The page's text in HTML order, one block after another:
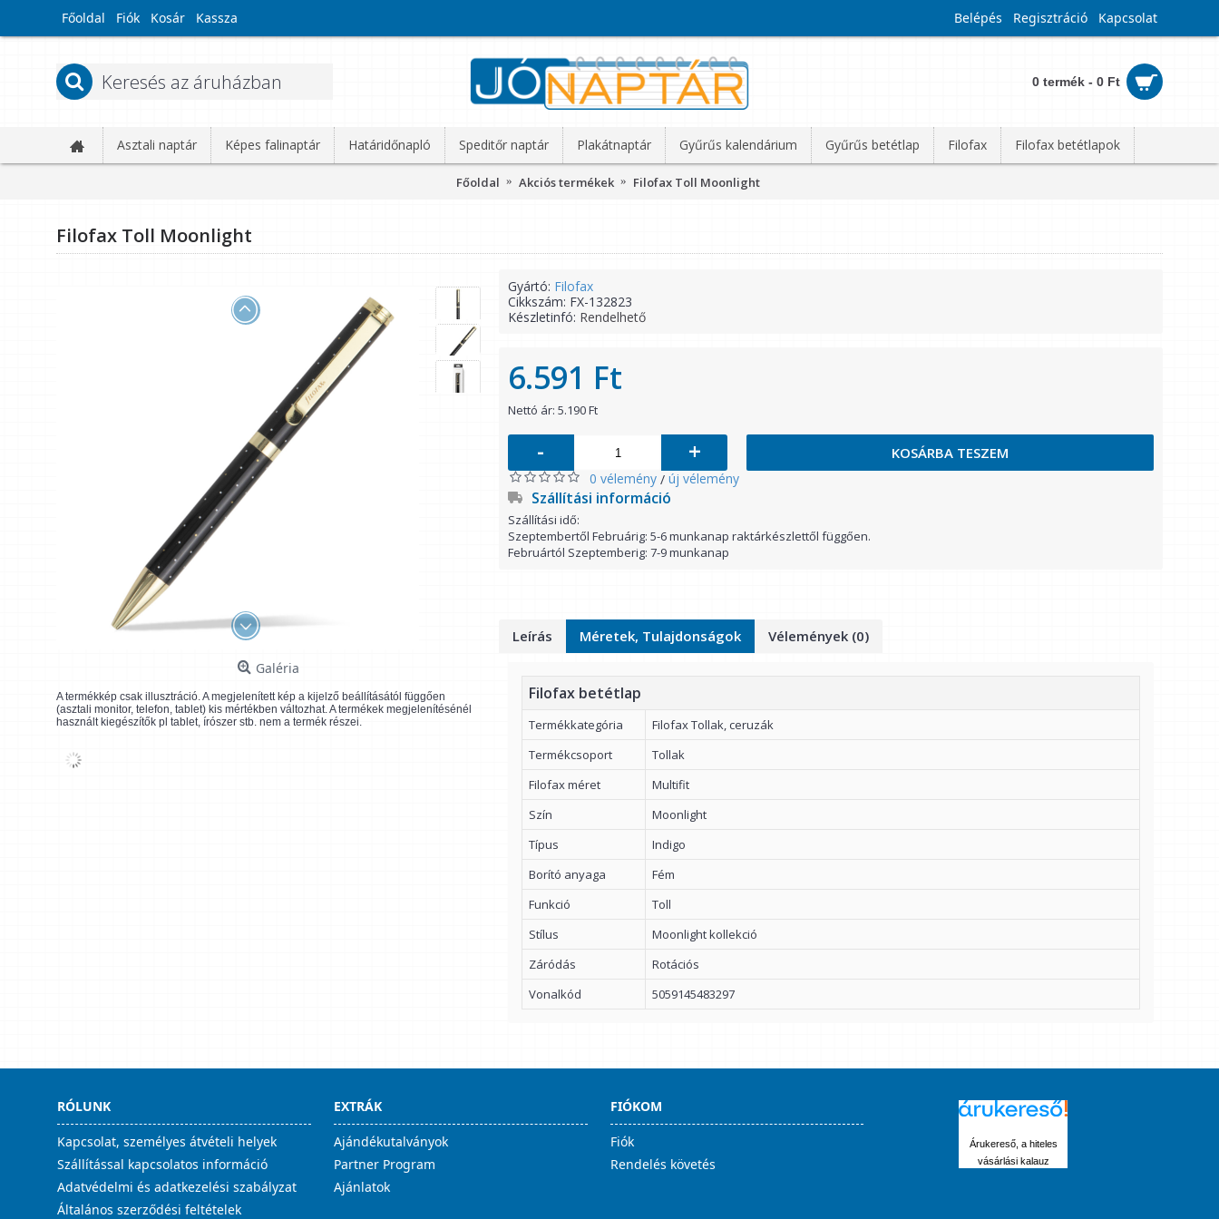
Főoldal Fiók Kosár Kassza Belépés Regisztráció Kapcsolat
0 termék - 0 Ft
Asztali naptár Képes falinaptár Határidőnapló Speditőr naptár Plakátnaptár Gyűrűs kalendárium Gyűrűs betétlap Filofax Filofax betétlapok
Főoldal Akciós termékek Filofax Toll Moonlight
Filofax Toll Moonlight
Galéria
A termékkép csak illusztráció. A megjelenített kép a kijelző beállításától függően
(asztali monitor, telefon, tablet) kis mértékben változhat. A termékek megjelenítésénél
használt kiegészítők pl tablet, írószer stb. nem a termék részei.
Gyártó: Filofax
Cikkszám: FX-132823
Készletinfó: Rendelhető
6.591 Ft
Nettó ár: 5.190 Ft
- + KOSÁRBA TESZEM
0 vélemény / új vélemény
Szállítási információ
Szállítási idő:
Szeptembertől Februárig: 5-6 munkanap raktárkészlettől függően.
Februártól Szeptemberig: 7-9 munkanap
Leírás Méretek, Tulajdonságok Vélemények (0)
Filofax betétlap
Termékkategória
Filofax Tollak, ceruzák
Termékcsoport
Tollak
Filofax méret
Multifit
Szín
Moonlight
Típus
Indigo
Borító anyaga
Fém
Funkció
Toll
Stílus
Moonlight kollekció
Záródás
Rotációs
Vonalkód
5059145483297
RÓLUNK
Kapcsolat, személyes átvételi helyek
Szállítással kapcsolatos információ
Adatvédelmi és adatkezelési szabályzat
Általános szerződési feltételek
EXTRÁK
Ajándékutalványok
Partner Program
Ajánlatok
FIÓKOM
Fiók
Rendelés követés
Árukereső, a hiteles
vásárlási kalauz